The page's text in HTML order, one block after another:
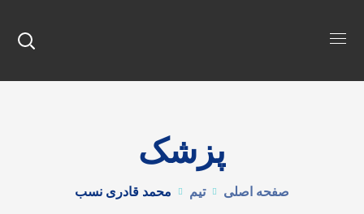
پزشک
صفحه اصلی تیم محمد قادری نسب